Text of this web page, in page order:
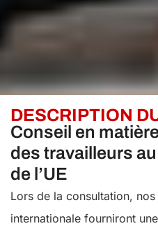
DESCRIPTION
Conseil en
des travailleurs
de l’UE
Lors de la consultation,
internationale fourniront